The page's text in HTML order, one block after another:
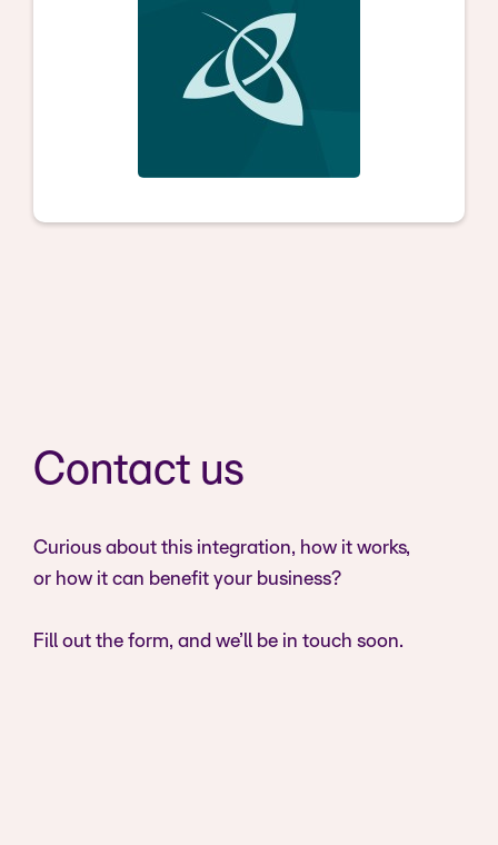
Contact us
Curious about this integration, how it works,
or how it can benefit your business?
Fill out the form, and we’ll be in touch soon.